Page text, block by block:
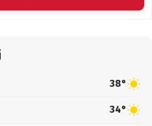
38°
34°